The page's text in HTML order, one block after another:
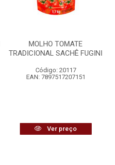
MOLHO TOMATE
TRADICIONAL SACHÊ FUGINI
Código: 20117
EAN: 7897517207151
Ver preço